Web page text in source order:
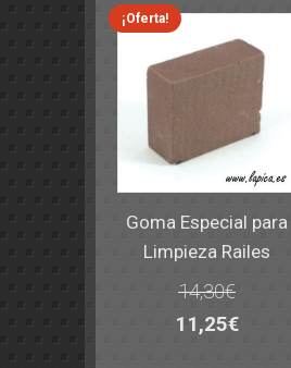
¡Oferta!
Goma Especial para
Limpieza Railes
14,30€
El
11,25€El